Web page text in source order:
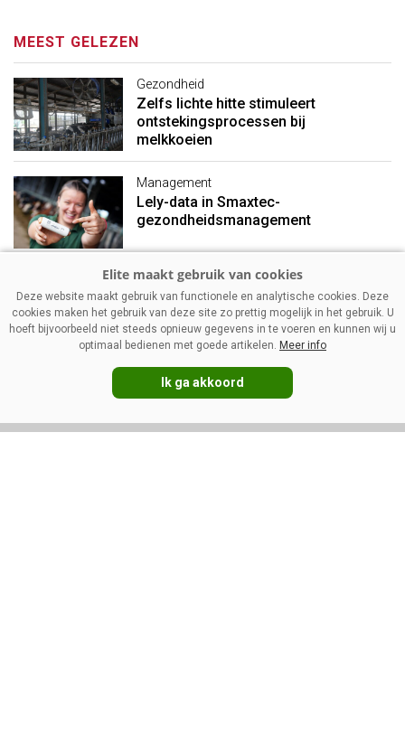
MEEST GELEZEN
Gezondheid
Zelfs lichte hitte stimuleert
ontstekingsprocessen bij
melkkoeien
Management
Lely-data in Smaxtec-
gezondheidsmanagement
Management
Mager melkpoeder: stevigere
prijzen ondanks vakantietijd
Deze website maakt gebruik van functionele en analytische cookies. Deze
cookies maken het gebruik van deze site zo prettig mogelijk in het gebruik. U
hoeft bijvoorbeeld niet steeds opnieuw gegevens in te voeren en kunnen wij u
optimaal bedienen met goede artikelen. Meer info
Ik ga akkoord